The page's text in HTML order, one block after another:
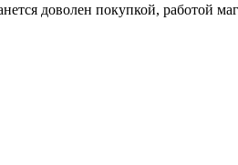
доволен покупкой, работой